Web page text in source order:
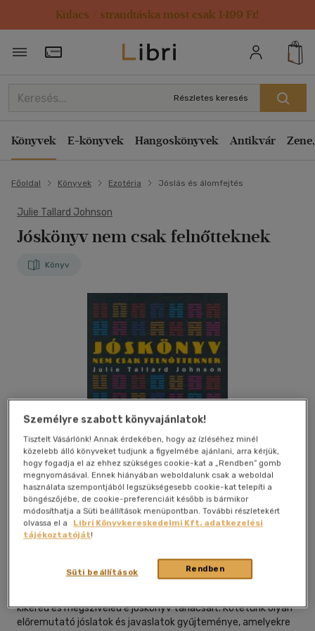
Kulacs / strandtáska most csak 1499 Ft!
Törzsvásárlói Kártya adatai
Részletes keresés
Könyvek E-könyvek Hangoskönyvek Antikvár
Főoldal Könyvek Ezotéria Jóslás és álomfejtés
Julie Tallard Johnson
Jóskönyv nem csak felnőtteknek
Könyv
Kívánságlistához adom
A Ji csing, a Változások könyve értékes tanácsokat tartogat
kikéred és megszíveled e jóskönyv tanácsait. Kötetünk olyan
előremutató jóslatok és javaslatok gyűjteménye, amelyekre
Személyre szabott könyvajánlatok!
Tisztelt Vásárlónk! Annak érdekében, hogy az ízléséhez minél
közelebb álló könyveket tudjunk a figyelmébe ajánlani, arra kérjük,
hogy fogadja el az ehhez szükséges cookie-kat a „Rendben” gomb
megnyomásával. Ennek hiányában weboldalunk csak a weboldal
használata szempontjából legszükségesebb cookie-kat telepíti a
böngészőjébe, de cookie-preferenciáit később is bármikor
módosíthatja a Süti beállítások menüpontban. További részletekért
olvassa el a
Libri Könyvkereskedelmi Kft. adatkezelési
tájékoztatóját!
Rendben
Süti beállítások